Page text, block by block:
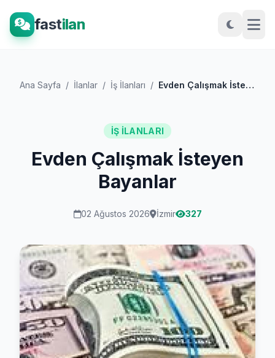
fastilan
Ana Sayfa / İlanlar / İş İlanları / Evden Çalışmak İsteyen Bayanlar
İŞ İLANLARI
Evden Çalışmak İsteyen
Bayanlar
02 Ağustos 2026 İzmir 327